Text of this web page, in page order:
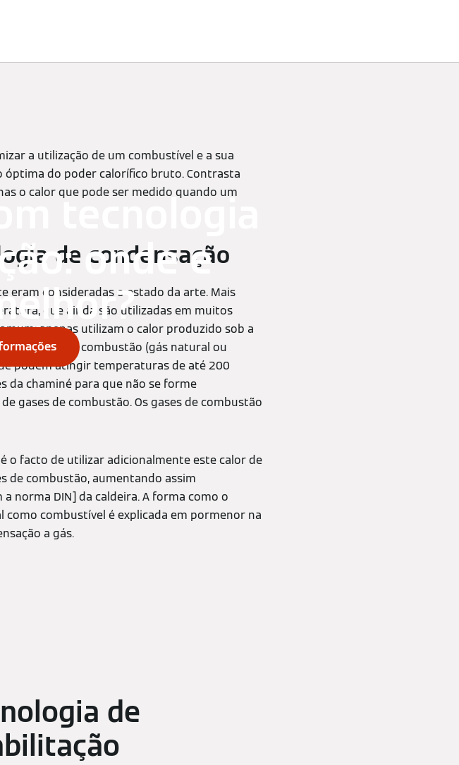
tecnologia
onde e
a utilização de um combustível e a sua
óptima do poder calorífico bruto. Contrasta
o calor que pode ser medido quando um
de condensação
eram consideradas o estado da arte. Mais
que ainda são utilizadas em muitos
apenas utilizam o calor produzido sob a
durante a combustão (gás natural ou
podem atingir temperaturas de até 200
da chaminé para que não se forme
gases de combustão. Os gases de combustão
o facto de utilizar adicionalmente este calor de
de combustão, aumentando assim
norma DIN] da caldeira. A forma como o
combustível é explicada em pormenor na
a gás.
de